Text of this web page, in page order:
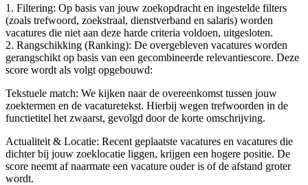
1. Filtering: Op basis van jouw zoekopdracht en ingestelde filters
(zoals trefwoord, zoekstraal, dienstverband en salaris) worden
vacatures die niet aan deze harde criteria voldoen, uitgesloten.
2. Rangschikking (Ranking): De overgebleven vacatures worden
gerangschikt op basis van een gecombineerde relevantiescore. Deze
score wordt als volgt opgebouwd:
Tekstuele match: We kijken naar de overeenkomst tussen jouw
zoektermen en de vacaturetekst. Hierbij wegen trefwoorden in de
functietitel het zwaarst, gevolgd door de korte omschrijving.
Actualiteit & Locatie: Recent geplaatste vacatures en vacatures die
dichter bij jouw zoeklocatie liggen, krijgen een hogere positie. De
score neemt af naarmate een vacature ouder is of de afstand groter
wordt.